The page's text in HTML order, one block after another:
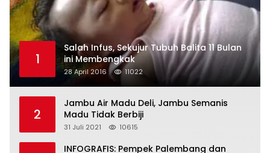
1
Salah Infus, Sekujur Tubuh Balita 11 Bulan
ini Membengkak
28 April 2016 11022
2
Jambu Air Madu Deli, Jambu Semanis
Madu Tidak Berbiji
31 Juli 2021 10615
INFOGRAFIS: Pempek Palembang dan